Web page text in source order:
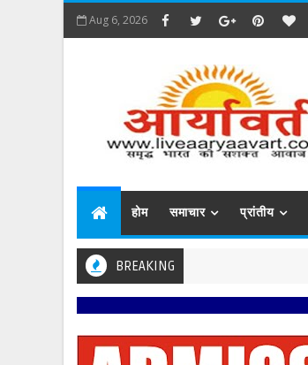
Aug 6, 2026
होम समाचार प्रांतीय
BREAKING